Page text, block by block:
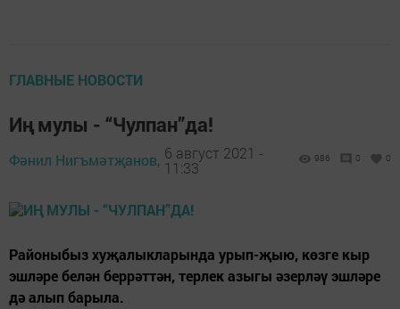
ГЛАВНЫЕ НОВОСТИ
Иң мулы - “Чулпан”да!
Фәнил Нигъмәтҗанов, 6 август 2021 -
11:33
986 0 0
Районыбыз хуҗалыкларында урып-җыю, көзге кыр
эшләре белән беррәттән, терлек азыгы әзерләү эшләре
дә алып барыла.